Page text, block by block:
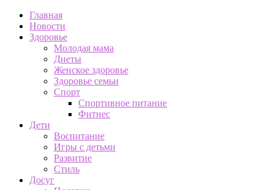
Главная
Новости
Здоровье
Молодая мама
Диеты
Женское здоровье
Здоровье семьи
Спорт
Спортивное питание
Фитнес
Дети
Воспитание
Игры с детьми
Развитие
Стиль
Досуг